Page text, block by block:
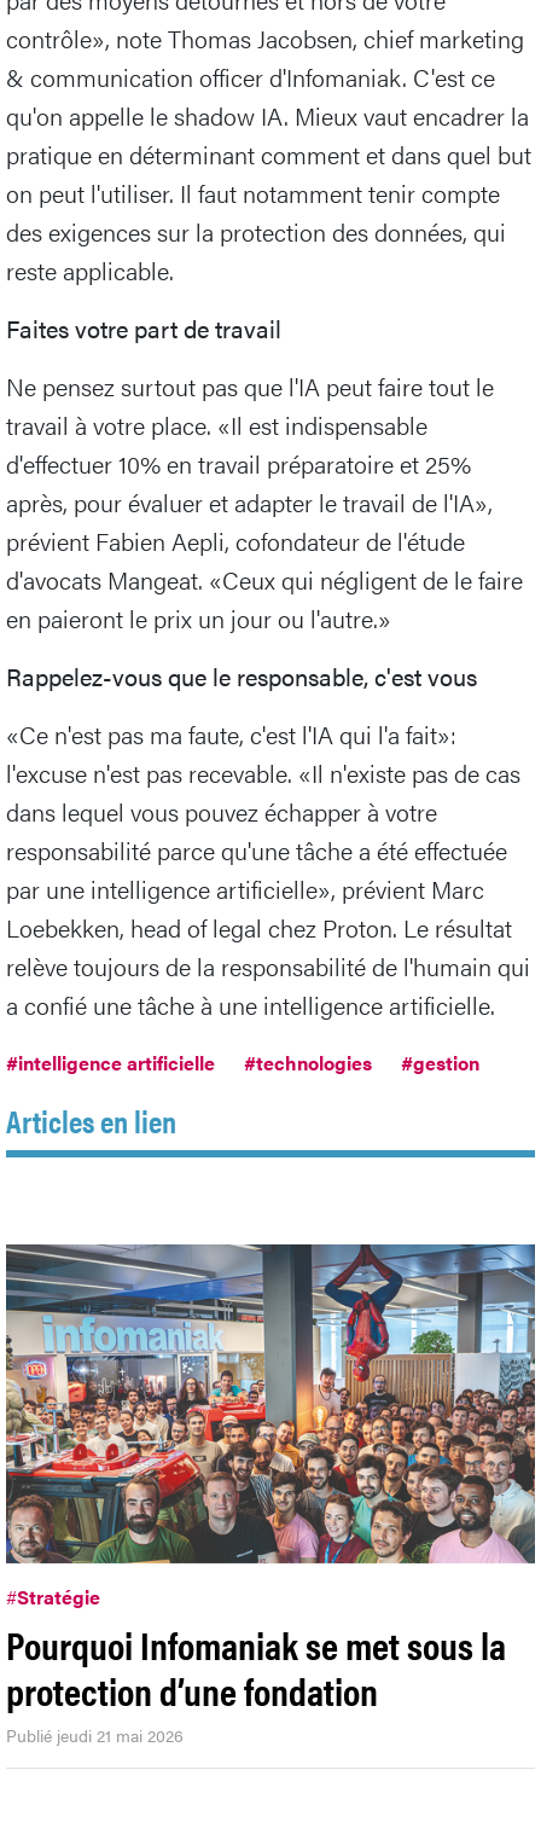
contrôle», note Thomas Jacobsen, chief marketing
& communication officer d'Infomaniak. C'est ce
qu'on appelle le shadow IA. Mieux vaut encadrer la
pratique en déterminant comment et dans quel but
on peut l'utiliser. Il faut notamment tenir compte
des exigences sur la protection des données, qui
reste applicable.
Faites votre part de travail
Ne pensez surtout pas que l'IA peut faire tout le
travail à votre place. «Il est indispensable
d'effectuer 10% en travail préparatoire et 25%
après, pour évaluer et adapter le travail de l'IA»,
prévient Fabien Aepli, cofondateur de l'étude
d'avocats Mangeat. «Ceux qui négligent de le faire
en paieront le prix un jour ou l'autre.»
Rappelez-vous que le responsable, c'est vous
«Ce n'est pas ma faute, c'est l'IA qui l'a fait»:
l'excuse n'est pas recevable. «Il n'existe pas de cas
dans lequel vous pouvez échapper à votre
responsabilité parce qu'une tâche a été effectuée
par une intelligence artificielle», prévient Marc
Loebekken, head of legal chez Proton. Le résultat
relève toujours de la responsabilité de l'humain qui
a confié une tâche à une intelligence artificielle.
#intelligence artificielle #technologies #gestion
Articles en lien
#Stratégie
Pourquoi Infomaniak se met sous la
protection d’une fondation
Publié jeudi 21 mai 2026